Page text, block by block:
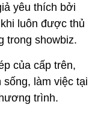
yêu thích bởi
luôn được thủ
trong showbiz.
của cấp trên,
làm việc tại
trình.